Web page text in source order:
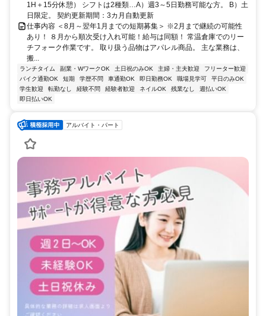
1H＋15分休憩） シフトは2種類…A）週3～5日勤務可能な方。 B）土
日限定。 契約更新期間：3カ月自動更新
仕事内容 ＜8月～翌年1月までの短期募集＞ ※2月まで継続の可能性
あり！ ８月から順次受け入れ可能！給与は同額！ 常温倉庫でのリー
チフォーク作業です。 取り扱う品物はアパレル商品。 主な業務は、
搬...
ランチタイム 副業・WワークOK 土日祝のみOK 主婦・主夫歓迎
フリーター歓迎
バイク通勤OK
短期 学歴不問 車通勤OK 即日勤務OK 職場見学可
平日のみOK
学生歓迎
転勤なし 経験不問 経験者歓迎 ネイルOK 残業なし
週払いOK
即日払いOK
アルバイト・パート